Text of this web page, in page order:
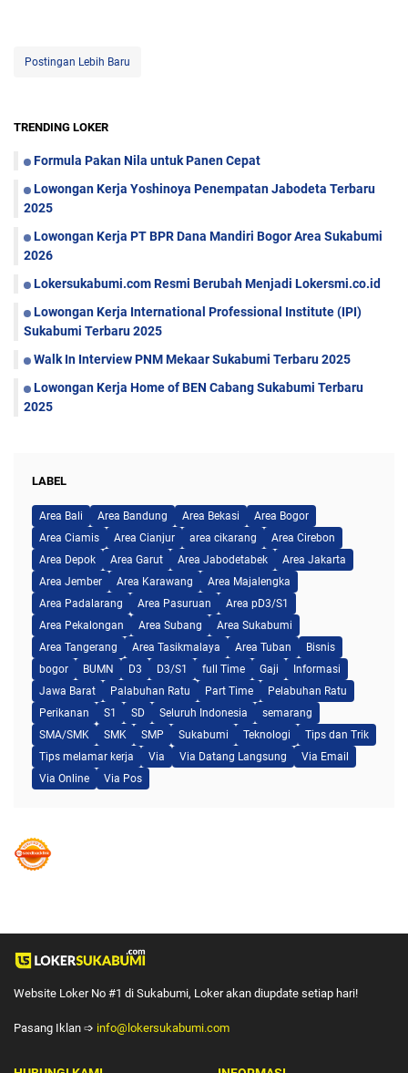
Postingan Lebih Baru
TRENDING LOKER
Formula Pakan Nila untuk Panen Cepat
Lowongan Kerja Yoshinoya Penempatan Jabodeta Terbaru
2025
Lowongan Kerja PT BPR Dana Mandiri Bogor Area Sukabumi
2026
Lokersukabumi.com Resmi Berubah Menjadi Lokersmi.co.id
Lowongan Kerja International Professional Institute (IPI)
Sukabumi Terbaru 2025
Walk In Interview PNM Mekaar Sukabumi Terbaru 2025
Lowongan Kerja Home of BEN Cabang Sukabumi Terbaru
2025
LABEL
Area Bali Area Bandung Area Bekasi
Area Bogor
Area Ciamis
Area Cianjur area cikarang
Area Cirebon
Area Depok
Area Garut Area Jabodetabek
Area Jakarta
Area Jember
Area Karawang
Area Majalengka
Area Padalarang
Area Pasuruan
Area pD3/S1
Area Pekalongan
Area Subang
Area Sukabumi
Area Tangerang
Area Tasikmalaya Area Tuban
Bisnis
bogor
BUMN D3 D3/S1 full Time Gaji
Informasi
Jawa Barat
Palabuhan Ratu Part Time
Pelabuhan Ratu
Perikanan
S1 SD Seluruh Indonesia
semarang
SMA/SMK
SMK SMP Sukabumi Teknologi
Tips dan Trik
Tips melamar kerja
Via Via Datang Langsung
Via Email
Via Online
Via Pos
Website Loker No #1 di Sukabumi, Loker akan diupdate setiap hari!
Pasang Iklan ➩ info@lokersukabumi.com